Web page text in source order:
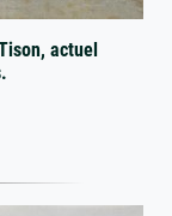
actuel